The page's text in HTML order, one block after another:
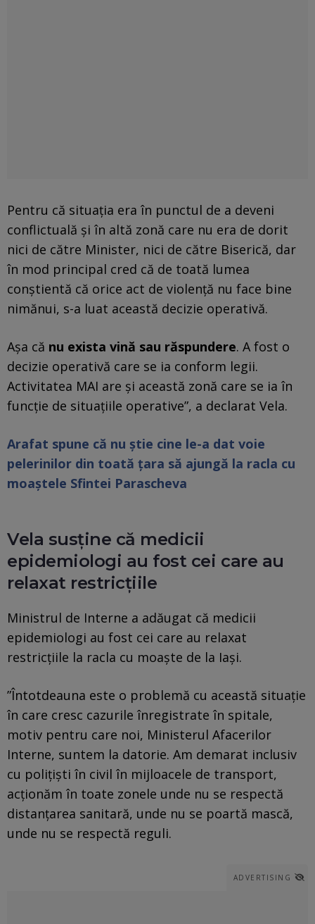
Pentru că situaţia era în punctul de a deveni
conflictuală şi în altă zonă care nu era de dorit
nici de către Minister, nici de către Biserică, dar
în mod principal cred că de toată lumea
conştientă că orice act de violenţă nu face bine
nimănui, s-a luat această decizie operativă.
Aşa că nu exista vină sau răspundere. A fost o
decizie operativă care se ia conform legii.
Activitatea MAI are şi această zonă care se ia în
funcţie de situaţiile operative”, a declarat Vela.
Arafat spune că nu știe cine le-a dat voie
pelerinilor din toată țara să ajungă la racla cu
moaştele Sfintei Parascheva
Vela susţine că medicii
epidemiologi au fost cei care au
relaxat restricţiile
Ministrul de Interne a adăugat că medicii
epidemiologi au fost cei care au relaxat
restricţiile la racla cu moaşte de la Iaşi.
”Întotdeauna este o problemă cu această situaţie
în care cresc cazurile înregistrate în spitale,
motiv pentru care noi, Ministerul Afacerilor
Interne, suntem la datorie. Am demarat inclusiv
cu poliţişti în civil în mijloacele de transport,
acţionăm în toate zonele unde nu se respectă
distanţarea sanitară, unde nu se poartă mască,
unde nu se respectă reguli.
ADVERTISING